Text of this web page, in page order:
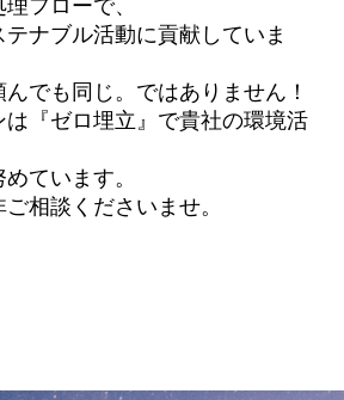
フローで、
ナブル活動に貢献していま
でも同じ。ではありません！
は『ゼロ埋立』で貴社の環境活
ています。
相談くださいませ。